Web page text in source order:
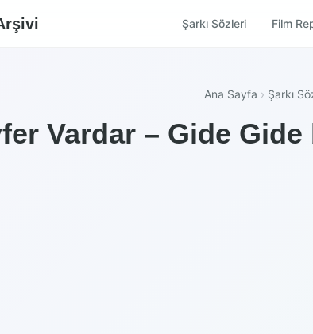
Şarkı Sözleri Film
Ana Sayfa › Şarkı
Vardar – Gide Gide